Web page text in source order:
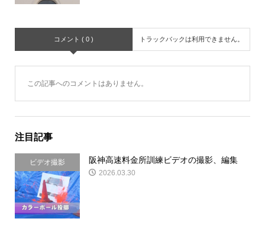
コメント ( 0 ) トラックバックは利用できません。
この記事へのコメントはありません。
注目記事
ビデオ撮影 阪神高速料金所訓練ビデオの撮影、編集
2026.03.30